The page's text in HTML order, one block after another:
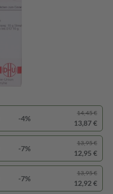
-4%
14,45 €
13,87 €
-7%
13,95 €
12,95 €
-7%
13,95 €
12,92 €